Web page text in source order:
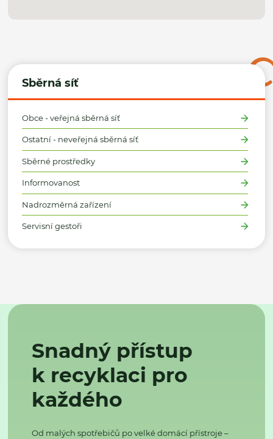
Sběrná síť
Obce - veřejná sběrná síť
Ostatní - neveřejná sběrná síť
Sběrné prostředky
Informovanost
Nadrozměrná zařízení
Servisní gestoři
Snadný přístup
k recyklaci pro
každého
Od malých spotřebičů po velké domácí přístroje –